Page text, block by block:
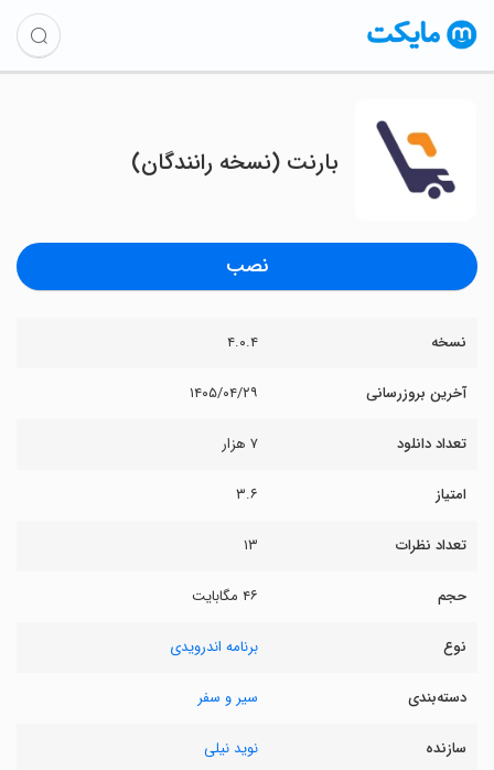
‏بارنت (نسخه رانندگان)
نصب
نسخه ۴.۰.۴
آخرین بروزرسانی ۱۴۰۵/۰۴/۲۹
تعداد دانلود ۷ هزار
امتیاز ۳.۶
تعداد نظرات ۱۳
حجم ۴۶ مگابایت
نوع برنامه اندرویدی
دسته‌بندی سیر و سفر
سازنده نوید نیلی